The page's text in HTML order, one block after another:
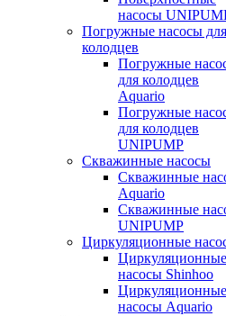
насосы
Погружные насосы для
колодцев
Погружные
для колодцев
Aquario
Погружные
для колодцев
UNIPUMP
Скважинные насосы
Скважинные
Aquario
Скважинные
UNIPUMP
Циркуляционные
Циркуляционные
насосы Shinhoo
Циркуляционные
насосы Aquario